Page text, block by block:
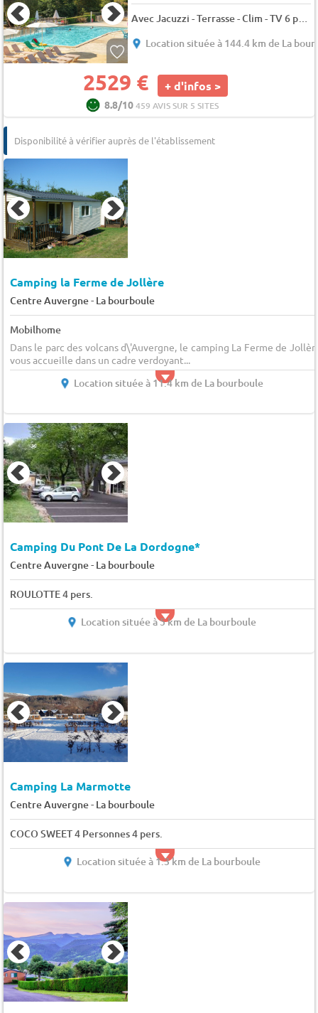
Avec Jacuzzi - Terrasse - Clim - TV 6 pers.
Location située à 144.4 km de La
2529 € + d'infos >
8.8/10459 AVIS SUR 5 SITES
Disponibilité à vérifier auprès de l'établissement
Camping la Ferme de Jollère
Centre Auvergne- La bourboule
Mobilhome
Dans le parc des volcans d\'Auvergne, le camping La Ferme de
vous accueille dans un cadre verdoyant...
Location située à 11.4 km de La bourboule
Camping Du Pont De La Dordogne*
Centre Auvergne- La bourboule
ROULOTTE 4 pers.
Location située à 5 km de La bourboule
Camping La Marmotte
Centre Auvergne- La bourboule
COCO SWEET 4 Personnes 4 pers.
Location située à 1.3 km de La bourboule